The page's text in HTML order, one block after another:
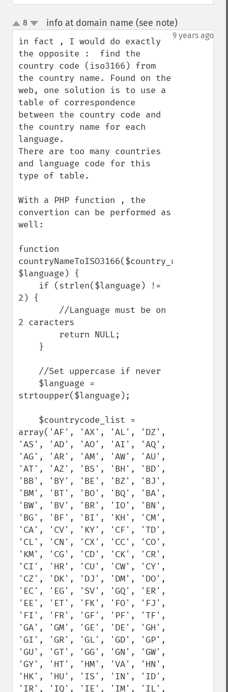
up
down
8 info at domain name (see note)
9 years ago
in fact , I would do exactly
the opposite :  find the
country code (iso3166) from
the country name. Found on the
web, one solution is to use a
table of correspondence
between the country code and
the country name for each
language.
There are too many countries
and language code for this
type of table.
With a PHP function , the
convertion can be performed as
well:
function
countryNameToISO3166($country_name,
$language) {
2) {
2 caracters
strtoupper($language);
array('AF', 'AX', 'AL', 'DZ',
'AS', 'AD', 'AO', 'AI', 'AQ',
'AG', 'AR', 'AM', 'AW', 'AU',
'AT', 'AZ', 'BS', 'BH', 'BD',
'BB', 'BY', 'BE', 'BZ', 'BJ',
'BM', 'BT', 'BO', 'BQ', 'BA',
'BW', 'BV', 'BR', 'IO', 'BN',
'BG', 'BF', 'BI', 'KH', 'CM',
'CA', 'CV', 'KY', 'CF', 'TD',
'CL', 'CN', 'CX', 'CC', 'CO',
'KM', 'CG', 'CD', 'CK', 'CR',
'CI', 'HR', 'CU', 'CW', 'CY',
'CZ', 'DK', 'DJ', 'DM', 'DO',
'EC', 'EG', 'SV', 'GQ', 'ER',
'EE', 'ET', 'FK', 'FO', 'FJ',
'FI', 'FR', 'GF', 'PF', 'TF',
'GA', 'GM', 'GE', 'DE', 'GH',
'GI', 'GR', 'GL', 'GD', 'GP',
'GU', 'GT', 'GG', 'GN', 'GW',
'GY', 'HT', 'HM', 'VA', 'HN',
'HK', 'HU', 'IS', 'IN', 'ID',
'IR', 'IQ', 'IE', 'IM', 'IL',